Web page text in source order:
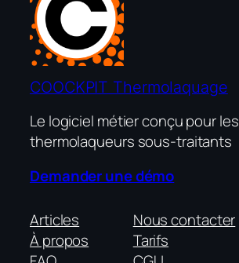
COOCKPIT Thermolaquage
Le logiciel métier conçu pour les
thermolaqueurs sous-traitants
Demander une démo
Articles
À propos
Nous contacter
Tarifs